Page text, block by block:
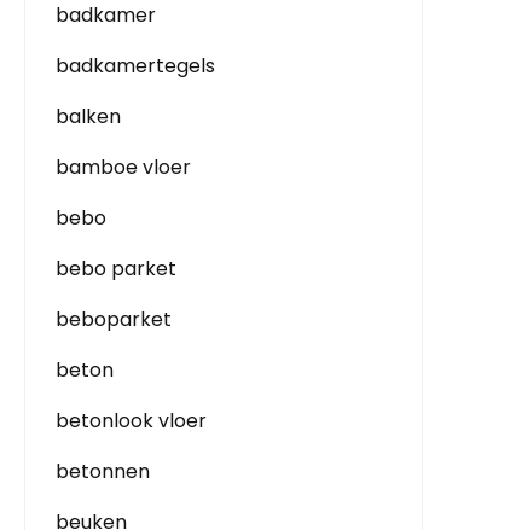
badkamer
badkamertegels
balken
bamboe vloer
bebo
bebo parket
beboparket
beton
betonlook vloer
betonnen
beuken